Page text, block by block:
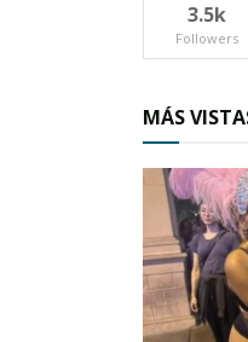
3.5k
Followers
MÁS